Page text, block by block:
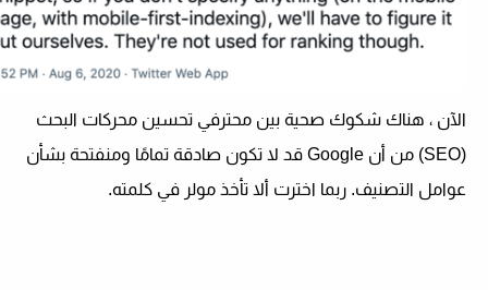
الآن ، هناك شكوك صحية بين محترفي تحسين محركات البحث
(SEO) من أن Google قد لا تكون صادقة تمامًا ومنفتحة بشأن
عوامل التصنيف. ربما اخترت ألا تأخذ مولر في كلمته.